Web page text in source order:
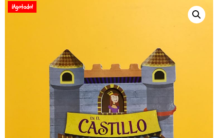
¡Agotado!